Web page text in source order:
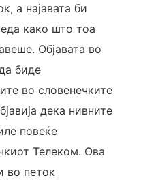
а најавата би
како што тоа
Објавата во
биде
во словенечките
дека нивните
повеќе
Телеком. Ова
во петок